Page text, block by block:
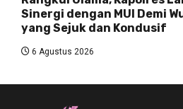
Sinergi dengan MUI Demi
yang Sejuk dan Kondusif
6 Agustus 2026